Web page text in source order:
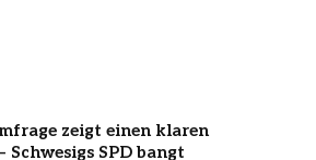
zeigt einen klaren
Schwesigs SPD bangt